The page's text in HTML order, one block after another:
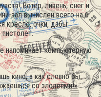
Ветер, ливень, снег и
зал вычислен всего на 6
кресло, очки, дабы
компьютерную
кино, а как словно бы
со злодеями!»